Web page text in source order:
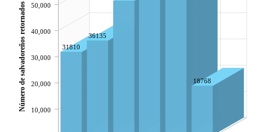
31810
36135
18768
10,000
20,000
30,000
40,000
50,000
Número de salvadoreños retornados